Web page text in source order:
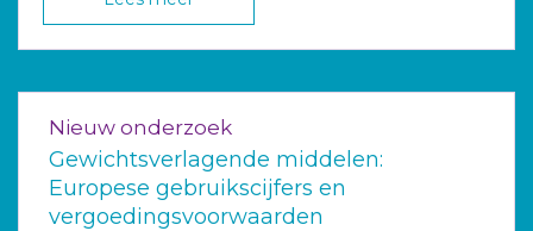
Nieuw onderzoek
Gewichtsverlagende middelen:
Europese gebruikscijfers en
vergoedingsvoorwaarden